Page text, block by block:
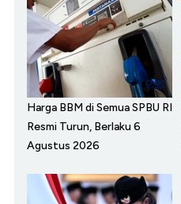
Harga BBM di Semua SPBU RI
Resmi Turun, Berlaku 6
Agustus 2026